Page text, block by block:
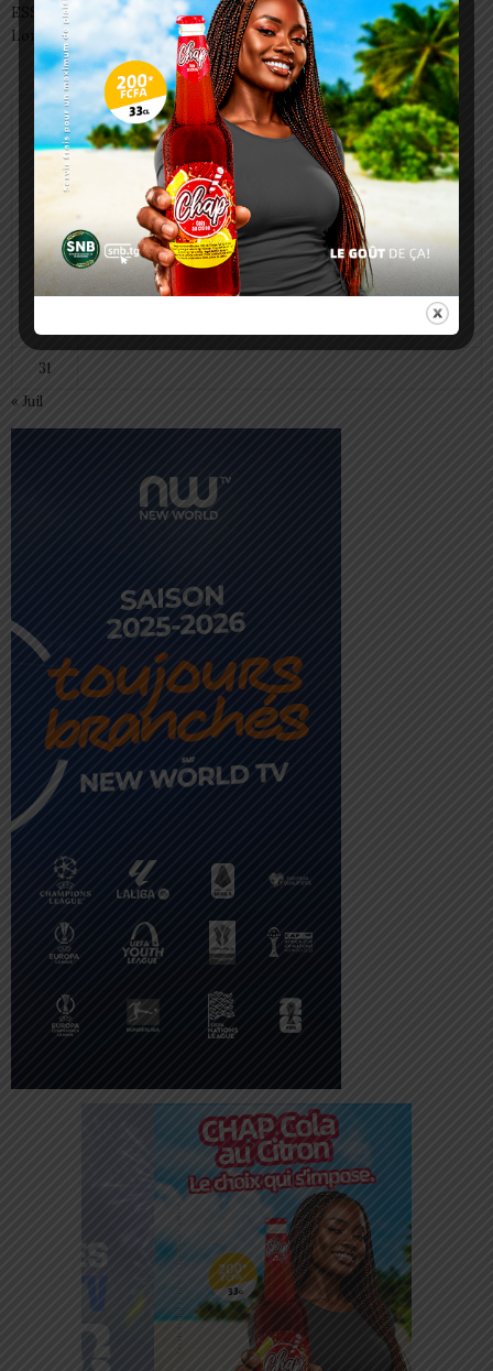
ESSAL 2026 : les admissibles convoqués pour la visite médicale à
Lomé
août 2026
M M J V S D
1 2
5
10 11 12 13 14 15 16
17 18 19 21 22 23
30
31
« Juil